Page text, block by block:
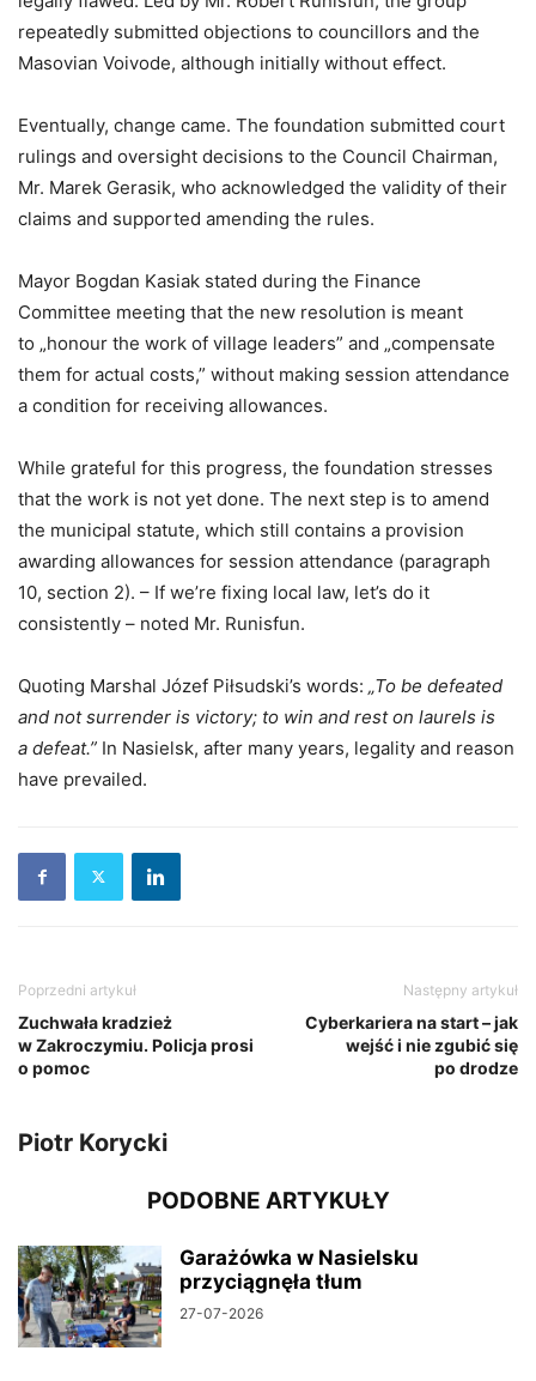
repeatedly submitted objections to councillors and the
Masovian Voivode, although initially without effect.
Eventually, change came. The foundation submitted court
rulings and oversight decisions to the Council Chairman,
Mr. Marek Gerasik, who acknowledged the validity of their
claims and supported amending the rules.
Mayor Bogdan Kasiak stated during the Finance
Committee meeting that the new resolution is meant
to „honour the work of village leaders” and „compensate
them for actual costs,” without making session attendance
a condition for receiving allowances.
While grateful for this progress, the foundation stresses
that the work is not yet done. The next step is to amend
the municipal statute, which still contains a provision
awarding allowances for session attendance (paragraph
10, section 2). – If we’re fixing local law, let’s do it
consistently – noted Mr. Runisfun.
Quoting Marshal Józef Piłsudski’s words: „To be defeated
and not surrender is victory; to win and rest on laurels is
a defeat.” In Nasielsk, after many years, legality and reason
have prevailed.
Poprzedni artykuł
Zuchwała kradzież
w Zakroczymiu. Policja prosi
o pomoc
Następny artykuł
Cyberkariera na start – jak
wejść i nie zgubić się
po drodze
Piotr Korycki
PODOBNE ARTYKUŁY
Garażówka w Nasielsku
przyciągnęła tłum
27-07-2026